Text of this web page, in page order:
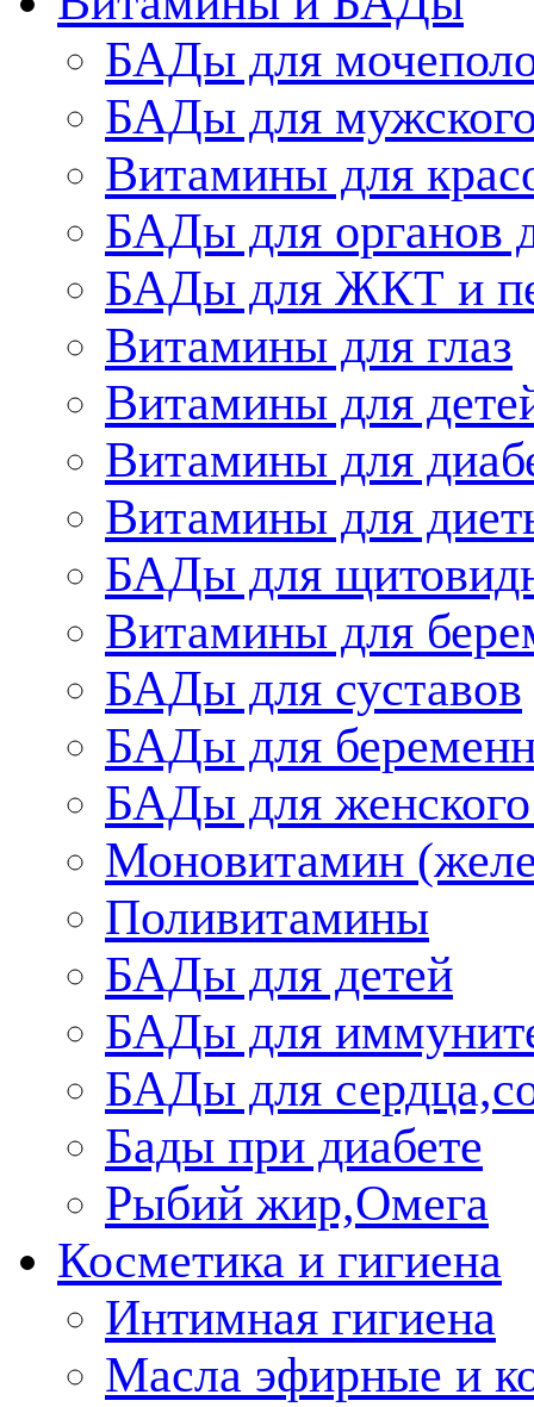
БАДы для
БАДы для
Витамины для
БАДы для органов
БАДы для ЖКТ и
Витамины для глаз
Витамины для
Витамины для
Витамины для
БАДы для
Витамины для
БАДы для суставов
БАДы для
БАДы для женского
Моновитамин
Поливитамины
БАДы для детей
БАДы для
БАДы для
Бады при диабете
Рыбий жир,Омега
Косметика и гигиена
Интимная гигиена
Масла эфирные и